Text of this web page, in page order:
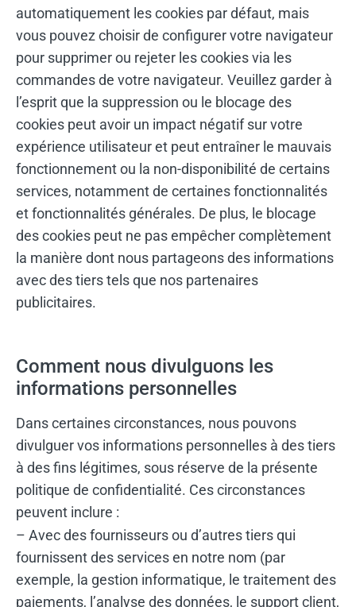
automatiquement les cookies par défaut, mais
vous pouvez choisir de configurer votre navigateur
pour supprimer ou rejeter les cookies via les
commandes de votre navigateur. Veuillez garder à
l’esprit que la suppression ou le blocage des
cookies peut avoir un impact négatif sur votre
expérience utilisateur et peut entraîner le mauvais
fonctionnement ou la non-disponibilité de certains
services, notamment de certaines fonctionnalités
et fonctionnalités générales. De plus, le blocage
des cookies peut ne pas empêcher complètement
la manière dont nous partageons des informations
avec des tiers tels que nos partenaires
publicitaires.
Comment nous divulguons les
informations personnelles
Dans certaines circonstances, nous pouvons
divulguer vos informations personnelles à des tiers
à des fins légitimes, sous réserve de la présente
politique de confidentialité. Ces circonstances
peuvent inclure :
– Avec des fournisseurs ou d’autres tiers qui
fournissent des services en notre nom (par
exemple, la gestion informatique, le traitement des
paiements, l’analyse des données, le support client,